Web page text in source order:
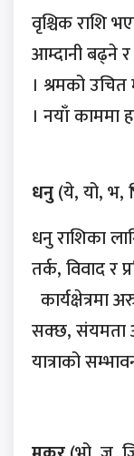
वृश्चिक राशि
आम्दानी बढ्ने
। श्रमको
। नयाँ काममा
धनु(ये, यो, भ,
धनु राशिका
तर्क, विवाद र
सक्छ, संयमता
यात्राको